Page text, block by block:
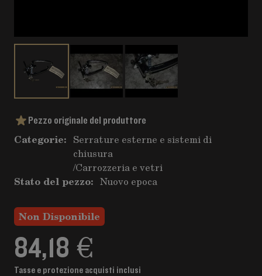
Pezzo originale del produttore
Categorie: Serrature esterne e sistemi di
chiusura
/Carrozzeria e vetri
Stato del pezzo: Nuovo epoca
Non Disponibile
84,18 €
Tasse e protezione acquisti inclusi